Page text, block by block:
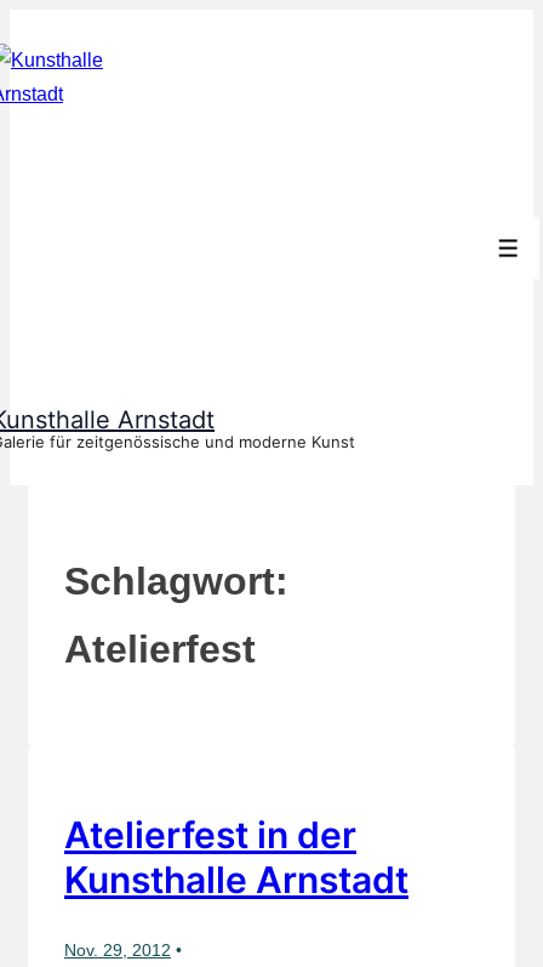
Zum
Inhalt
Arnstadt
für zeitgenössische und moderne Kunst
Schlagwort:
Atelierfest
Atelierfest in der
Kunsthalle Arnstadt
Nov. 29, 2012